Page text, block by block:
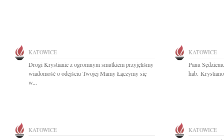
KATOWICE
Drogi Krystianie z ogromnym smutkiem przyjęliśmy
wiadomość o odejściu Twojej Mamy Łączymy się
w...
KATOWICE
Panu
hab.
KATOWICE KATOWICE